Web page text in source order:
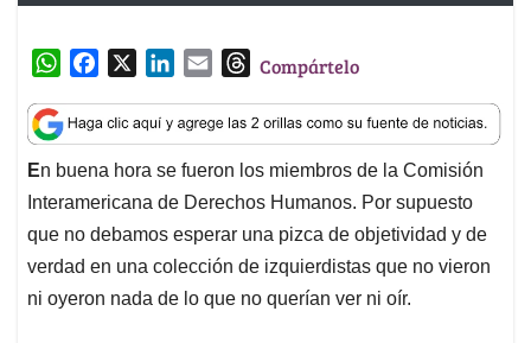
W
a
t
s
A
p
p
c
e
b
o
o
k
n
k
e
d
I
n
a
i
l
T
r
e
a
d
s
Compártelo
En buena hora se fueron los miembros de la Comisión
Interamericana de Derechos Humanos. Por supuesto
que no debamos esperar una pizca de objetividad y de
verdad en una colección de izquierdistas que no vieron
ni oyeron nada de lo que no querían ver ni oír.